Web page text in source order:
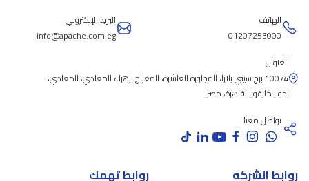
الهاتف
01207253000
البريد الإلكتروني
info@apache.com.eg
العنوان
10074 برج سيتي بلازا، المجاورة العاشرة، المعراج، زهراء المعادي، المعادي،
بحوار كارفور القاهرة، مصر.
تواصل معنا
روابط الشركه روابط تهمك